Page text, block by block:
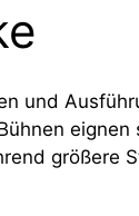
und
größere